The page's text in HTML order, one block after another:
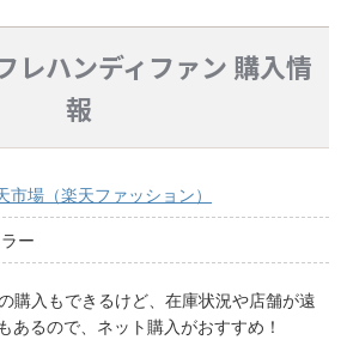
ハンディファン 購入情
報
市場（楽天ファッション）
ー
購入もできるけど、在庫状況や店舗が遠
あるので、ネット購入がおすすめ！